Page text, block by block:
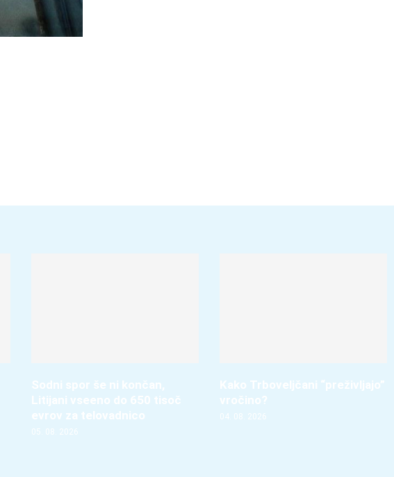
Sodni spor še ni končan,
Litijani vseeno do 650 tisoč
evrov za telovadnico
05. 08. 2026
Kako Trboveljčani “preživljajo”
vročino?
04. 08. 2026